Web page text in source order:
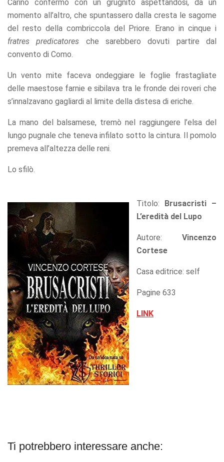
Carino confermò con un grugnito aspettandosi, da un
momento all’altro, che spuntassero dalla cresta le sagome
del resto della combriccola del Priore. Erano in cinque i
fratres predicatores che sarebbero dovuti partire dal
convento di Como.
Un vento mite faceva ondeggiare le foglie frastagliate
delle maestose farnie e sibilava tra le fronde dei roveri che
s’innalzavano gagliardi al limite della distesa di eriche.
La mano del balsamese, tremò nel raggiungere l’elsa del
lungo pugnale che teneva infilato sotto la cintura. Il pomolo
premeva all’altezza delle reni.
Lo sfilò.
Titolo: Brusacristi –
L’eredità del Lupo
Autore: Vincenzo
Cortese
Casa editrice: self
Pagine 633
LINK
Ti potrebbero interessare anche: